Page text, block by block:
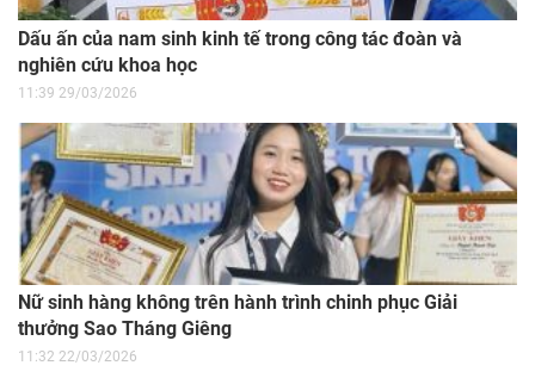
Dấu ấn của nam sinh kinh tế trong công tác đoàn và
nghiên cứu khoa học
11:39 29/03/2026
Nữ sinh hàng không trên hành trình chinh phục Giải
thưởng Sao Tháng Giêng
11:32 22/03/2026